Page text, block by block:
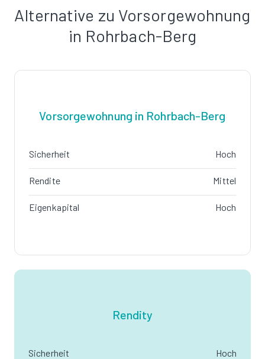
Alternative zu Vorsorgewohnung
in Rohrbach-Berg
Vorsorgewohnung in Rohrbach-Berg
Sicherheit Hoch
Rendite Mittel
Eigenkapital Hoch
Rendity
Sicherheit Hoch